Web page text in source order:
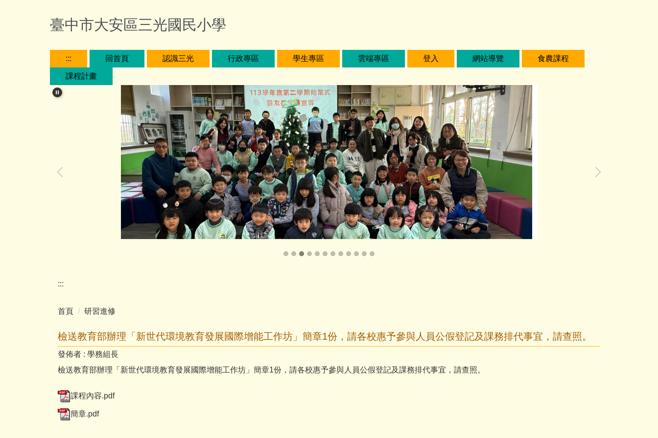
臺中市大安區三光國民小學
::: 回首頁 認識三光 行政專區 學生專區 雲端專區 登入 網站導覽 食農課程
課程計畫
:::
首頁 研習進修
檢送教育部辦理「新世代環境教育發展國際增能工作坊」簡章1份，請各校惠予參與人員公假登記及課務排代事宜，請查照。
發佈者 : 學務組長
檢送教育部辦理「新世代環境教育發展國際增能工作坊」簡章1份，請各校惠予參與人員公假登記及課務排代事宜，請查照。
課程內容.pdf
簡章.pdf